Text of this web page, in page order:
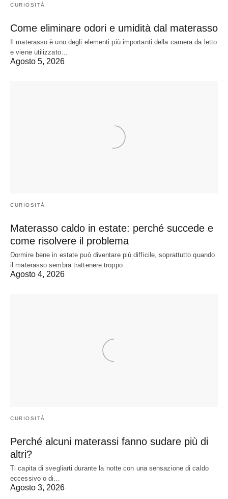
CURIOSITÀ
Come eliminare odori e umidità dal materasso
Il materasso è uno degli elementi più importanti della camera da letto
e viene utilizzato…
Agosto 5, 2026
CURIOSITÀ
Materasso caldo in estate: perché succede e
come risolvere il problema
Dormire bene in estate può diventare più difficile, soprattutto quando
il materasso sembra trattenere troppo…
Agosto 4, 2026
CURIOSITÀ
Perché alcuni materassi fanno sudare più di
altri?
Ti capita di svegliarti durante la notte con una sensazione di caldo
eccessivo o di…
Agosto 3, 2026